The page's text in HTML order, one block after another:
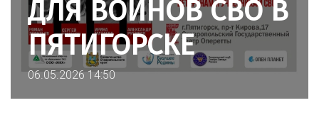
ДЛЯ ВОИНОВ СВО В
ПЯТИГОРСКЕ
06.05.2026 14:50